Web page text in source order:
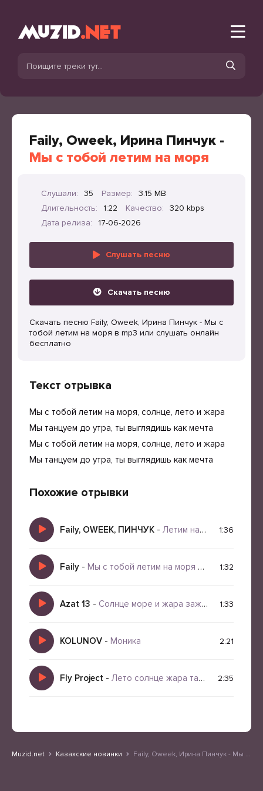
Faily, Oweek, Ирина Пинчук -
Мы с тобой летим на моря
Слушали: 35 Размер:
3.15 MB
Длительность:
1:22 Качество:
320 kbps
Дата релиза:
17-06-2026
Слушать песню
Скачать песню
Скачать песню Faily, Oweek, Ирина Пинчук - Мы с
тобой летим на моря в mp3 или слушать онлайн
бесплатно
Текст отрывка
Мы с тобой летим на моря, солнце, лето и жара
Мы танцуем до утра, ты выглядишь как мечта
Мы с тобой летим на моря, солнце, лето и жара
Мы танцуем до утра, ты выглядишь как мечта
Похожие отрывки
Faily, OWEEK, ПИНЧУК - Летим на моря 1:36
Faily - Мы с тобой летим на моря солнце лето и жара 1:32
Azat 13 - Солнце море и жара зажигают вечера 1:33
KOLUNOV - Моника 2:21
Fly Project - Лето солнце жара танцуй до утра 2:35
Muzid.net Казахские новинки Faily, Oweek, Ирина Пинчук - Мы с тобой летим на моря